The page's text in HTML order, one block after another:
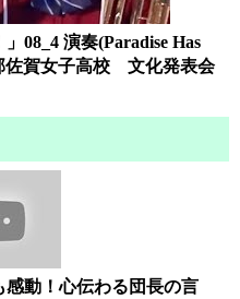
08_4 演奏(Paradise Has
佐賀女子高校 文化発表会
動！心伝わる団長の言